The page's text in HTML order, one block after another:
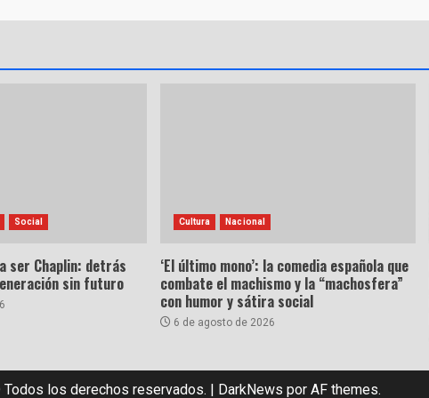
Social
ser Chaplin: detrás
sin futuro
Cultura Nacional
‘El último mono’: la comedia española que
combate el machismo y la “machosfera”
con humor y sátira social
6 de agosto de 2026
los derechos reservados. | DarkNews por AF themes.